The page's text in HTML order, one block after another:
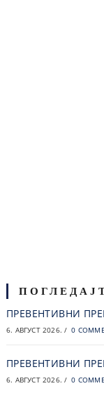
ПРЕВЕНТИВНИ
6. АВГУСТ 2026. / 0
ПРЕВЕНТИВНИ
6. АВГУСТ 2026. / 0